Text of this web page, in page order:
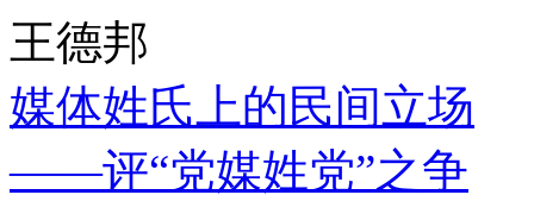
王德邦
媒体姓氏上的民间立场
——评“党媒姓党”之争